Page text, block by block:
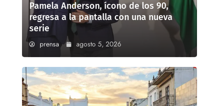
Pamela Anderson, ícono de los 90,
regresa a la pantalla con una nueva
serie
prensa agosto 5, 2026